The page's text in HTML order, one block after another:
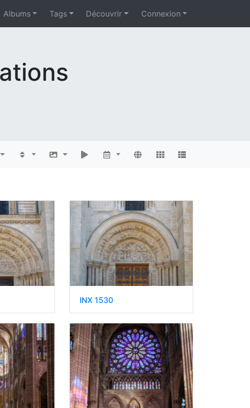
Albums Tags Découvrir Connexion
INX 1530